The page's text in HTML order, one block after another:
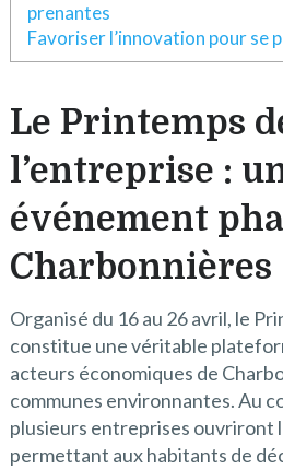
prenantes
Favoriser l’innovation pour se
Le Printemps
l’entreprise :
événement
Charbonnières
Organisé du 16 au 26 avril, le
constitue une véritable
acteurs économiques de
communes environnantes. Au
plusieurs entreprises ouvriront
permettant aux habitants de